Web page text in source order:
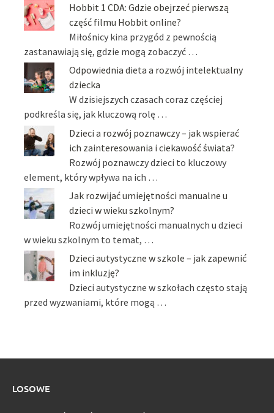
Hobbit 1 CDA: Gdzie obejrzeć pierwszą
część filmu Hobbit online?
Miłośnicy kina przygód z pewnością
zastanawiają się, gdzie mogą zobaczyć …
Odpowiednia dieta a rozwój intelektualny
dziecka
W dzisiejszych czasach coraz częściej
podkreśla się, jak kluczową rolę …
Dzieci a rozwój poznawczy – jak wspierać
ich zainteresowania i ciekawość świata?
Rozwój poznawczy dzieci to kluczowy
element, który wpływa na ich …
Jak rozwijać umiejętności manualne u
dzieci w wieku szkolnym?
Rozwój umiejętności manualnych u dzieci
w wieku szkolnym to temat, …
Dzieci autystyczne w szkole – jak zapewnić
im inkluzję?
Dzieci autystyczne w szkołach często stają
przed wyzwaniami, które mogą …
LOSOWE